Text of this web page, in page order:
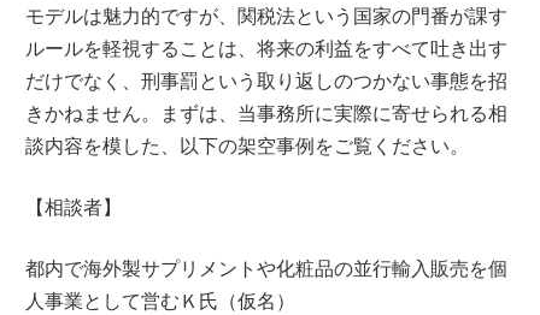
モデルは魅力的ですが、関税法という国家の門番が課す
ルールを軽視することは、将来の利益をすべて吐き出す
だけでなく、刑事罰という取り返しのつかない事態を招
きかねません。まずは、当事務所に実際に寄せられる相
談内容を模した、以下の架空事例をご覧ください。
【相談者】
都内で海外製サプリメントや化粧品の並行輸入販売を個
人事業として営むＫ氏（仮名）